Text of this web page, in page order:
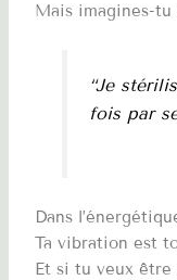
Mais imagines-
“Je
fois par
Dans
Ta vibration est
Et si tu veux être